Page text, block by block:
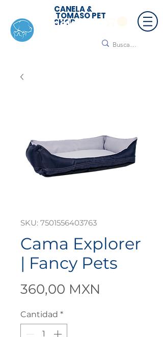
CANELA &
TOMASO PET
SHOP
SKU: 7501556403763
Cama Explorer
| Fancy Pets
360,00 MXN
Cantidad *